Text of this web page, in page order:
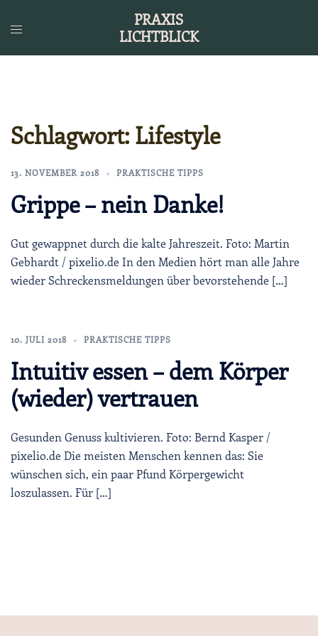
Inhalt
PRAXIS
LICHTBLICK
Schlagwort: Lifestyle
13. NOVEMBER 2018 PRAKTISCHE TIPPS
Grippe – nein Danke!
Gut gewappnet durch die kalte Jahreszeit. Foto: Martin
Gebhardt / pixelio.de In den Medien hört man alle Jahre
wieder Schreckensmeldungen über bevorstehende […]
10. JULI 2018 PRAKTISCHE TIPPS
Intuitiv essen – dem Körper
(wieder) vertrauen
Gesunden Genuss kultivieren. Foto: Bernd Kasper /
pixelio.de Die meisten Menschen kennen das: Sie
wünschen sich, ein paar Pfund Körpergewicht
loszulassen. Für […]